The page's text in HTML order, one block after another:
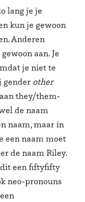
lang je je
kun je gewoon
Anderen
aan. Je
je niet te
gender other
they/them-
de naam
naam, maar in
een naam moet
de naam Riley.
dit een fiftyfifty
neo-pronouns